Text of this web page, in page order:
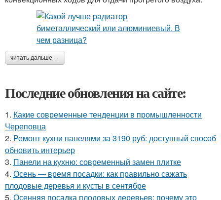
читать дальше →
Последние обновления на сайте:
1. Какие современные тенденции в промышленности
Череповца
2. Ремонт кухни панелями за 3190 руб: доступный способ
обновить интерьер
3. Панели на кухню: современный замен плитке
4. Осень — время посадки: как правильно сажать
плодовые деревья и кусты в сентябре
5. Осенняя посадка плодовых деревьев: почему это